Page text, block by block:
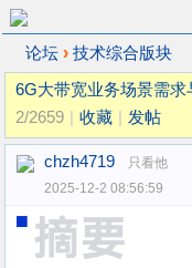
论坛 › 技术综合版块
6G大带宽业务场景需求
2/2659
收藏 发帖
chzh4719
只看他
2025-12-2 08:56:59